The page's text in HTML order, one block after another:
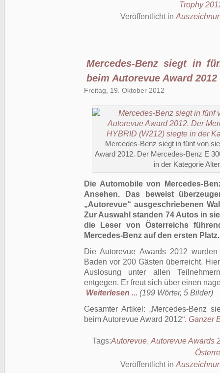
Trophy
Veröffentlicht in
Mercedes-Benz siegt in
beim Autorevue Award 2012
Freitag, 19. Oktober 2012
Mercedes-Benz siegt in fünf von
Award 2012. Der Mercedes-Benz E
in der Kategorie
Die Automobile von Mercedes-
Ansehen. Das beweist
„Autorevue“ ausgeschriebenen
Zur Auswahl standen 74 Autos in
die Leser von Österreichs
Mercedes-Benz auf den ersten Platz.
Die Autorevue Awards 2012
Baden vor 200 Gästen überreicht.
Auslosung unter allen
entgegen. Er freut sich über einen
Weiterlesen ... (199 Wörter, 5 Bilder)
Gesamter Artikel: Mercedes-Benz
beim Autorevue Award 2012 . Ganzer
Tags:Autorevue, Autorevue Awards
Veröffentlicht in